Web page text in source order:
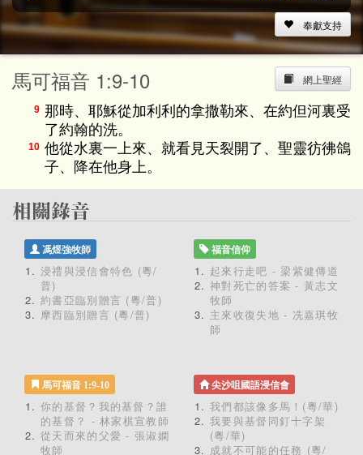
15s
15s奉獻支持
網上聖經
馬可福音 1:9-10
9 那時、耶穌從加利利的拿撒勒來、在約但河裏受
了約翰的洗。
10 他從水裏一上來、就看見天裂開了、聖靈彷彿鴿
子、降在他身上。
馮煜強牧師
浸禮與浸信會特色 (粵/
普)
約書亞臨別贈言 (粵/普)
摩西臨別贈言 (粵/普)
福音信仰
起來行走吧 - 梁紫健傳道
神對死亡的答案 - 黃志文
牧師
主來收復失地 - 冼嘉琪牧
師
馬可福音 1:9-10
你的基督？我的基督？誰
的基督？ - 林家棋宣教師
從天而來的父愛 - 張淑嫻
牧師
尖沙咀國語浸信會
我們都該像多馬！(粵/華)
我要與基督同釘十字架
(粵/華)
成就不可能的任務 (粵/